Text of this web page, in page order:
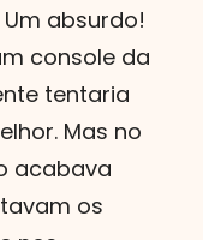
absurdo!
console da
tentaria
Mas no
acabava
os